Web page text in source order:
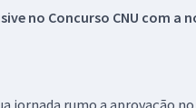
no Concurso CNU com a